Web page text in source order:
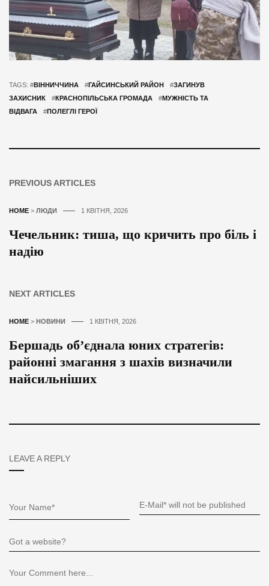
TAGS: #ВІННИЧЧИНА #ГАЙСИНСЬКИЙ РАЙОН #ЗАГИНУВ
ЗАХИСНИК
#КРАСНОПІЛЬСЬКА ГРОМАДА #МУЖНІСТЬ ТА
ВІДВАГА
#ПОЛЕГЛІ ГЕРОЇ
PREVIOUS ARTICLES
HOME > ЛЮДИ 1 КВІТНЯ, 2026
Чечельник: тиша, що кричить про біль і
надію
NEXT ARTICLES
HOME > НОВИНИ 1 КВІТНЯ, 2026
Бершадь об’єднала юних стратегів:
районні змагання з шахів визначили
найсильніших
LEAVE A REPLY